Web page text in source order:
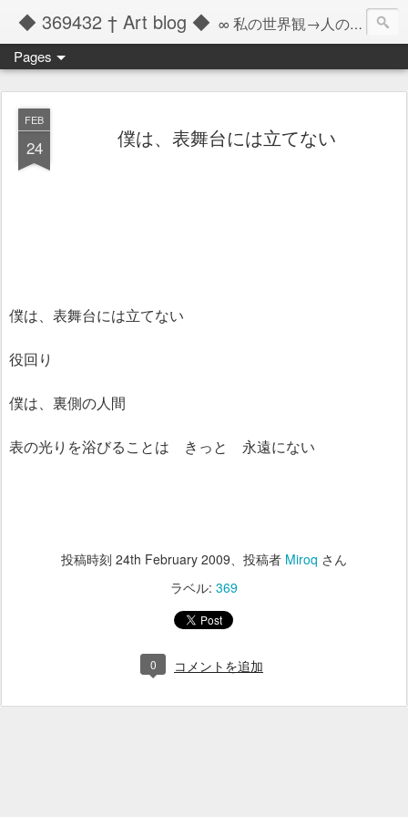
◆ 369432 † Art blog ◆ ∞ 私の世界観→人の記憶の彼方へと繋ぐツール ∞
Pages
FEB
24 僕は、表舞台には立てない
僕は、表舞台には立てない
役回り
僕は、裏側の人間
表の光りを浴びることは きっと 永遠にない
投稿時刻 24th February 2009、投稿者 Miroq さん
ラベル: 369
0 コメントを追加